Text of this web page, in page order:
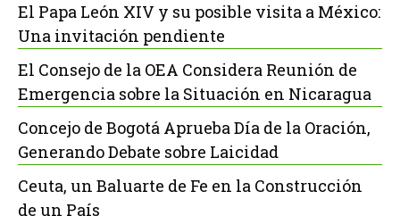
El Papa León XIV y su posible visita a México:
Una invitación pendiente
El Consejo de la OEA Considera Reunión de
Emergencia sobre la Situación en Nicaragua
Concejo de Bogotá Aprueba Día de la Oración,
Generando Debate sobre Laicidad
Ceuta, un Baluarte de Fe en la Construcción
de un País